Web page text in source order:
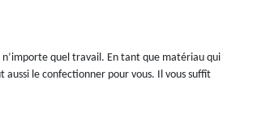
quel travail. En tant que matériau qui
aussi le confectionner pour vous. Il vous suffît